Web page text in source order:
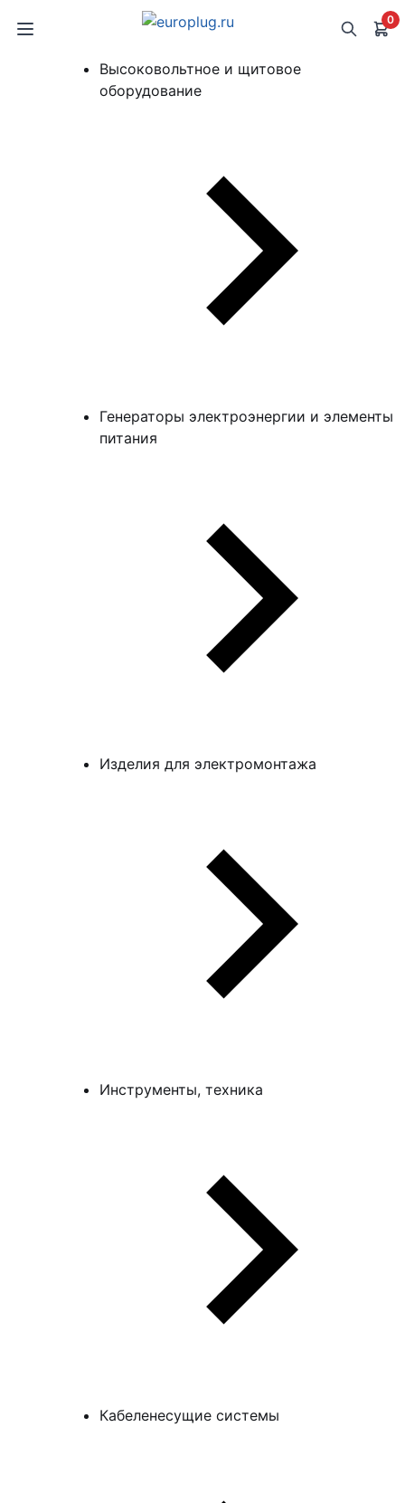
0
Высоковольтное и щитовое
оборудование
Генераторы электроэнергии и элементы
питания
Изделия для электромонтажа
Инструменты, техника
Кабеленесущие системы